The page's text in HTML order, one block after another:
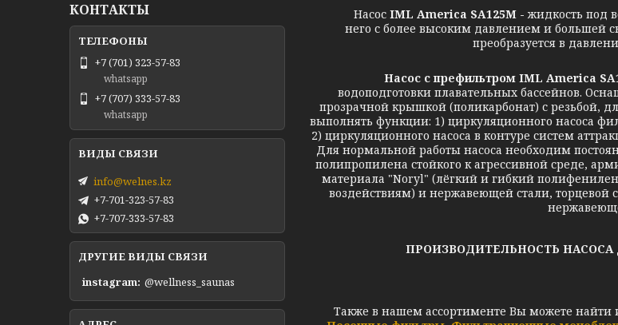
Насос IML America SA125М -жидкость под
него с более высоким давлением и большей
преобразуется в
Насос с префильтром IML America
водоподготовки плавательных бассейнов.
прозрачной крышкой (поликарбонат) с резьбой,
выполнять функции: 1) циркуляционного насоса
2) циркуляционного насоса в контуре систем
Для нормальной работы насоса необходим
полипропилена стойкого к агрессивной среде,
материала "Noryl" (лёгкий и гибкий
воздействиям) и нержавеющей стали, торцевой
ПРОИЗВОДИТЕЛЬНОСТЬ НАСОСА
Также в нашем ассортименте Вы можете найти
КОНТАКТЫ
+7 (701) 323-57-83
whatsapp
+7 (707) 333-57-83
whatsapp
info@welnes.kz
+7-701-323-57-83
+7-707-333-57-83
ДРУГИЕ ВИДЫ СВЯЗИ
instagram @wellness_saunas